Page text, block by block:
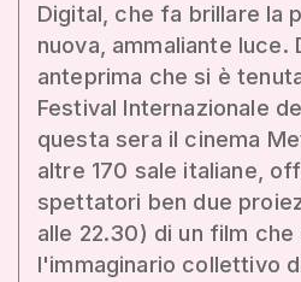
Digital, che fa brillare la
nuova, ammaliante luce.
anteprima che si è
Festival Internazionale
questa sera il cinema
altre 170 sale italiane,
spettatori ben due
alle 22.30) di un film che
l'immaginario collettivo